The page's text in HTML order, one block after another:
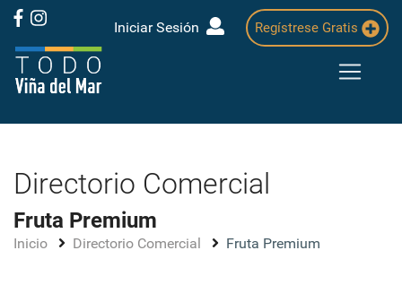
Iniciar Sesión Regístrese Gratis
Directorio Comercial
Fruta Premium
Inicio Directorio Comercial Fruta Premium